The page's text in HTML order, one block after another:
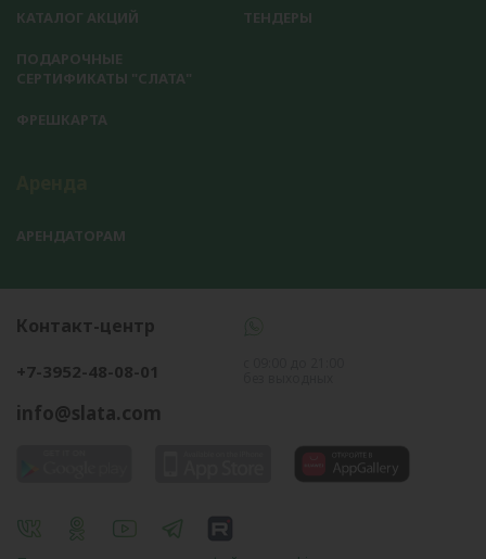
КАТАЛОГ АКЦИЙ
ПОДАРОЧНЫЕ
СЕРТИФИКАТЫ "СЛАТА"
ФРЕШКАРТА
ТЕНДЕРЫ
АРЕНДАТОРАМ
Контакт-центр
+7-3952-48-08-01
info@slata.com